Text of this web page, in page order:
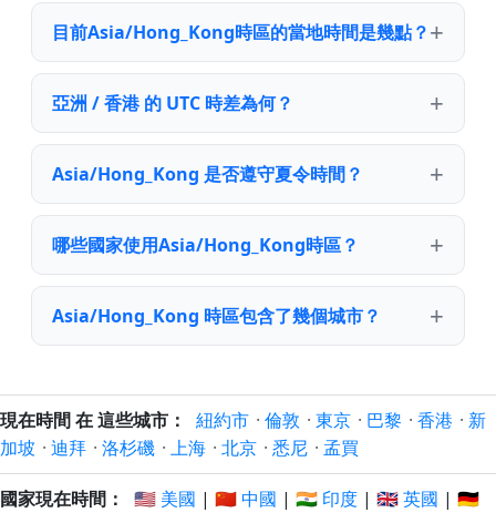
目前Asia/Hong_Kong時區的當地時間是幾點？
亞洲 / 香港 的 UTC 時差為何？
Asia/Hong_Kong 是否遵守夏令時間？
哪些國家使用Asia/Hong_Kong時區？
Asia/Hong_Kong 時區包含了幾個城市？
現在時間 在 這些城市： 紐約市 · 倫敦 · 東京 · 巴黎 · 香港 · 新
加坡 · 迪拜 · 洛杉磯 · 上海 · 北京 · 悉尼 · 孟買
國家現在時間： 🇺🇸 美國 | 🇨🇳 中國 | 🇮🇳 印度 | 🇬🇧 英國 | 🇩🇪